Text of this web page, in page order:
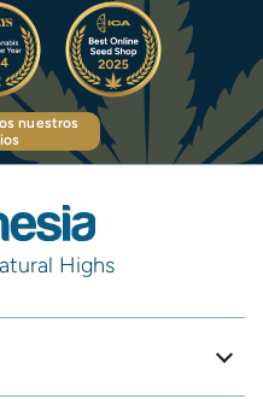
nuestros
Highs